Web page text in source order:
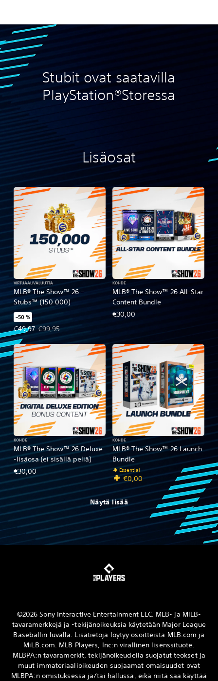
Stubit ovat saatavilla
PlayStation®Storessa
Lisäosat
MLB® The Show™ 26 –
Stubs™ (150 000)
VIRTUAALIVALUUTTA
–50 %
€49,97
Tarjoushinta, €49,97. Alkuperäinen hinta, €99,95.
€99,95
MLB® The Show™ 26 All-Star
Content Bundle
KOHDE
€30,00
MLB® The Show™ 26 Deluxe
‑lisäosa (ei sisällä peliä)
KOHDE
€30,00
MLB® The Show™ 26 Launch
Bundle
KOHDE
Essential
€0,00
Näytä lisää
©2026 Sony Interactive Entertainment LLC. MLB- ja MiLB-
tavaramerkkejä ja -tekijänoikeuksia käytetään Major League
Baseballin luvalla. Lisätietoja löytyy osoitteista MLB.com ja
MiLB.com. MLB Players, Inc:n virallinen lisenssituote.
MLBPA:n tavaramerkit, tekijänoikeudella suojatut teokset ja
muut immateriaalioikeuden suojaamat omaisuudet ovat
MLBPA:n omistuksessa ja/tai hallussa, eikä niitä saa käyttää